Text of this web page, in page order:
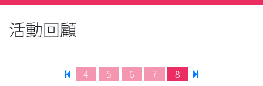
活動回顧
4 5 6 7 8